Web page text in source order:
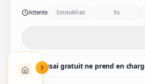
Attente Immédiat 5s
L'essai gratuit ne prend en